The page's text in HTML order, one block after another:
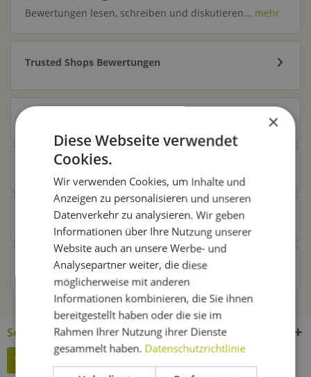
Bewertungen lesen, schreiben und diskutieren... mehr
Trusted Shops Bewertungen
Ähnliche Artikel
Kunden kauften auch
Kunden haben sich ebenfalls angesehen
Service Hotline
Widerruf erklären
×
Diese Webseite verwendet
Cookies.
Wir verwenden Cookies, um Inhalte und
Anzeigen zu personalisieren und unseren
Datenverkehr zu analysieren. Wir geben
Informationen über Ihre Nutzung unserer
Website auch an unsere Werbe- und
Analysepartner weiter, die diese
möglicherweise mit anderen
Informationen kombinieren, die Sie ihnen
bereitgestellt haben oder die sie im
Rahmen Ihrer Nutzung ihrer Dienste
gesammelt haben. Datenschutzrichtlinie